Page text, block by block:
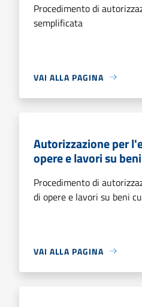
Procedimento di
semplificata
VAI ALLA PAGINA
Autorizzazione per
opere e lavori su
Procedimento di
di opere e lavori su beni
VAI ALLA PAGINA